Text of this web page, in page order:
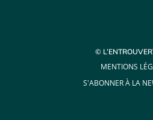
©
MENTIONS
S'ABONNER À LA